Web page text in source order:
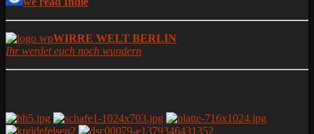
WIRRE WELT BERLIN
Ihr werdet euch noch wundern